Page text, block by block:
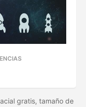
gratis, tamaño de